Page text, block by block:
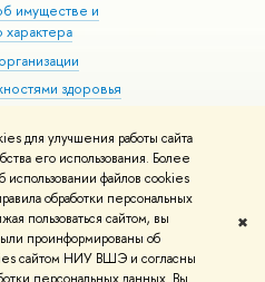
для улучшения работы сайта
его использования. Более
файлов cookies
обработки персональных
пользоваться сайтом, вы
проинформированы об
сайтом НИУ ВШЭ и согласны
✖
имуществе и
характера
здоровья
контакты Условия использования